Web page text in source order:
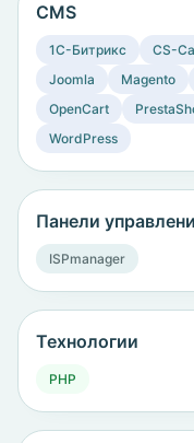
CMS
1C-Битрикс CS-
Joomla
Magento
OpenCart
WordPress
Панели
ISPmanager
Технологии
PHP